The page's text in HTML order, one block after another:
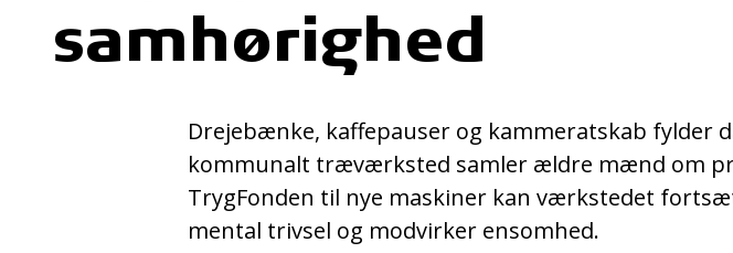
samhørighed
Drejebænke, kaffepauser og kammeratskab fylder
kommunalt træværksted samler ældre mænd om
TrygFonden til nye maskiner kan værkstedet
mental trivsel og modvirker ensomhed.